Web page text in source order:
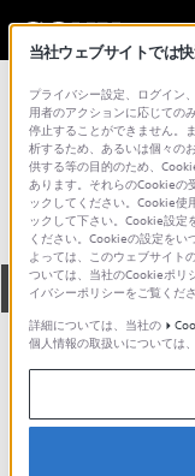
総合サポー
BZS-
全て ダウンロー
ダウンロー
当社ウェブサイトでは
プライバシー設定、ログイン
用者のアクションに応じての
停止することができません。
析するため、あるいは個々の
供する等の目的のため、
あります。それらのCookieの
ックしてください。Cookie使
ックして下さい。Cookie設定
ください。Cookieの設定をい
よっては、このウェブサイト
ついては、当社のCookieポリ
イバシーポリシーをご覧くださ
詳細については、当社の
個人情報の取扱いについては、